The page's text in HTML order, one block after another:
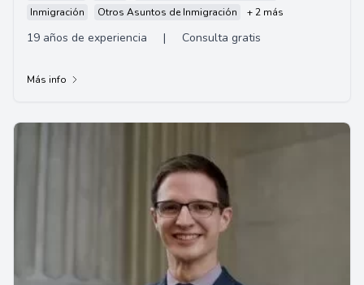
Inmigración
Otros Asuntos de Inmigración + 2 más
19 años de experiencia | Consulta gratis
Más info